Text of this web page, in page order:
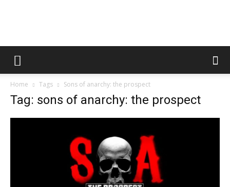
AppsTonic
Home Tags Sons of anarchy: the prospect
Tag: sons of anarchy: the prospect